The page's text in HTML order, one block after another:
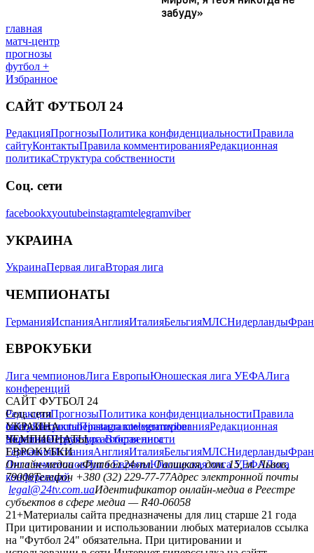
главная
матч-центр
прогнозы
футбол +
Избранное
САЙТ ФУТБОЛ 24
РедакцияПрогнозыПолитика конфиденциальностиПравила
сайтуКонтактыПравила комментированияРедакционная
политикаСтруктура собственности
Соц. сети
facebookxyoutubeinstagramtelegramviber
УКРАИНА
УкраинаПервая лигаВторая лига
ЧЕМПИОНАТЫ
ГерманияИспанияАнглияИталияБельгияМЛСНидерланды
ЕВРОКУБКИ
Лига чемпионовЛига ЕвропыЮношеская лига УЕФАЛига
конференций
САЙТ ФУТБОЛ 24
РедакцияПрогнозыПолитика конфиденциальностиПравила
сайтуКонтактыПравила комментированияРедакционная
политикаСтруктура собственности
Соц. сети
facebookxyoutubeinstagramtelegramviber
УКРАИНА
УкраинаПервая лигаВторая лига
ЧЕМПИОНАТЫ
ГерманияИспанияАнглияИталияБельгияМЛСНидерланды
ЕВРОКУБКИ
Лига чемпионовЛига ЕвропыЮношеская лига УЕФАЛига
конференций
Онлайн-медиа «Футбол 24»пл. Галицкая, дом. 15, м. Львов,
79008Телефон +380 (32) 229-77-77Адрес электронной почты
legal@24tv.com.uaИдентификатор онлайн-медиа в Реестре
субъектов в сфере медиа — R40-06058
21+Материалы сайта предназначены для лиц старше 21 года
При цитировании и использовании любых материалов ссылка
на "Футбол 24" обязательна. При цитировании и